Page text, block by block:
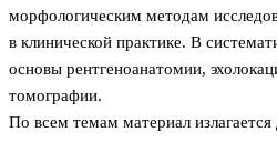
морфологическим методам
в клинической практике. В
основы рентгеноанатомии,
томографии.
По всем темам материал